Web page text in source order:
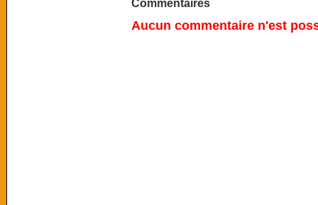
Commentaires
Aucun commentaire n'est